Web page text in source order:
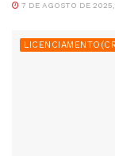
7 DE AGOSTO DE